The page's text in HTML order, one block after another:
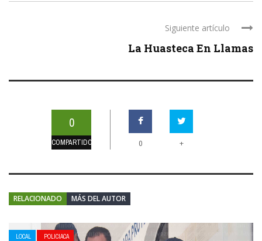
Siguiente artículo
La Huasteca En Llamas
0
COMPARTIDOS 0 +
RELACIONADO MÁS DEL AUTOR
LOCAL POLICIACA